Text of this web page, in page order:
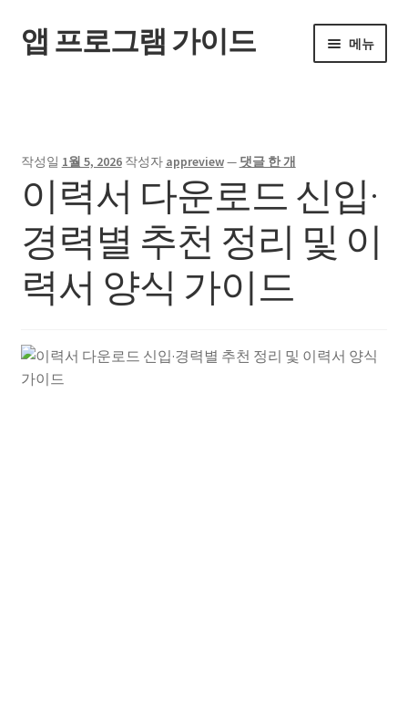
탐
색
뛰
기
컨
텐
뛰
기
앱 프로그램 가이드 메뉴
작성일 1월 5, 2026 작성자 appreview— 댓글 한 개
이력서 다운로드 신입·
경력별 추천 정리 및 이
력서 양식 가이드